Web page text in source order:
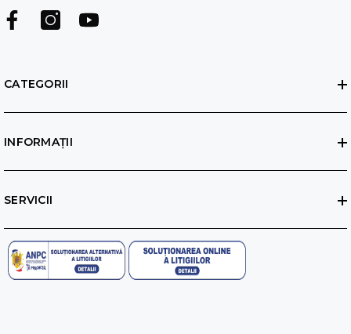
CATEGORII
INFORMAȚII
SERVICII